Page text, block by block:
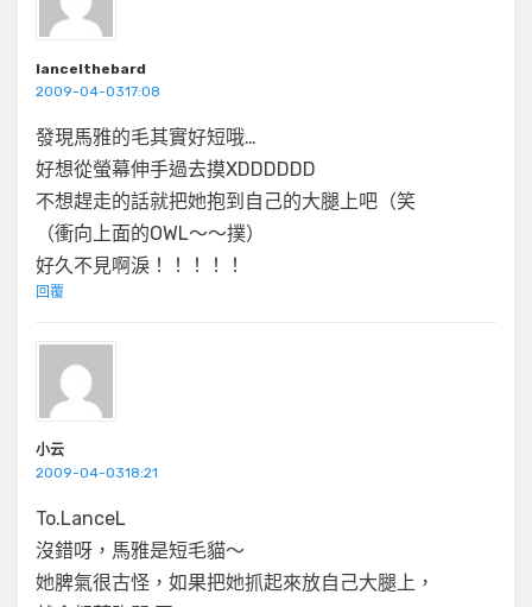
lancelthebard
2009-04-0317:08
發現馬雅的毛其實好短哦…
好想從螢幕伸手過去摸XDDDDDD
不想趕走的話就把她抱到自己的大腿上吧（笑
（衝向上面的OWL～～撲）
好久不見啊淚！！！！！
回覆
小云
2009-04-0318:21
To.LanceL
沒錯呀，馬雅是短毛貓～
她脾氣很古怪，如果把她抓起來放自己大腿上，